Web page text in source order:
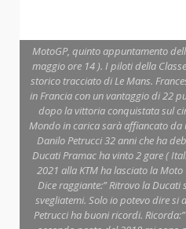
MotoGP, quinto appuntamento
maggio ore 14 ). I piloti della
storico tracciato di Le Mans.
in Francia con un vantaggio di 22
dopo la vittoria conquistata sul
Mondo in carica sarà affiancato
Danilo Petrucci 32 anni che ha
Ducati Pramac ha vinto 2 gare (
2021 alla KTM ha lasciato la
Dice raggiante:” Ritrovo la
svegliatemi. Solo io potevo dire si
Petrucci ha buoni ricordi.